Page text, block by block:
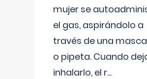
mujer se
el gas, aspirándolo a
través de una
o pipeta. Cuando
inhalarlo, el r...